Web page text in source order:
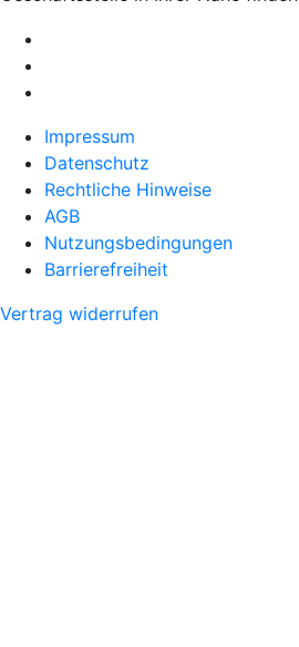
Impressum
Datenschutz
Rechtliche Hinweise
AGB
Nutzungsbedingungen
Barrierefreiheit
Vertrag widerrufen